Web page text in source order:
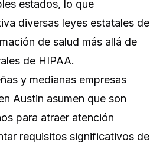
estados, lo que
diversas leyes estatales de
de salud más allá de
de HIPAA.
y medianas empresas
Austin asumen que son
para atraer atención
requisitos significativos de